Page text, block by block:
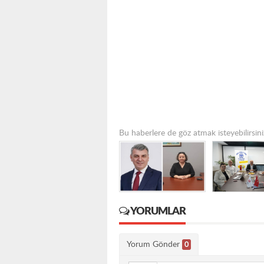
Bu haberlere de göz atmak
YORUMLAR
Yorum Gönder 0